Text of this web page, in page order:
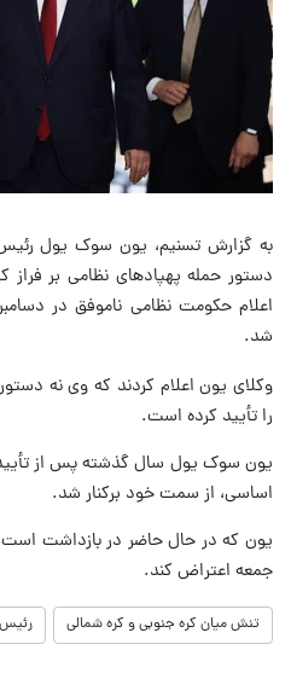
به گزارش تسنیم، یون سوک یول
دستور حمله پهپادهای نظامی بر فراز
شد.
وکلای یون اعلام کردند که وی نه
را تأیید کرده است.
یون سوک یول سال گذشته پس از
اساسی، از سمت خود برکنار شد.
یون که در حال حاضر در بازداشت
جمعه اعتراض کند.
تنش میان کره جنوبی و کره شمالی